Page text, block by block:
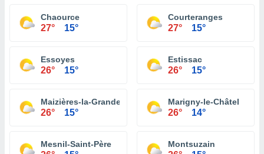
Chaource
27° 15°
Courteranges
27° 15°
Essoyes
26° 15°
Estissac
26° 15°
Maizières-la-Grande-Paroisse
26° 15°
Marigny-le-Châtel
26° 14°
Mesnil-Saint-Père Montsuzain